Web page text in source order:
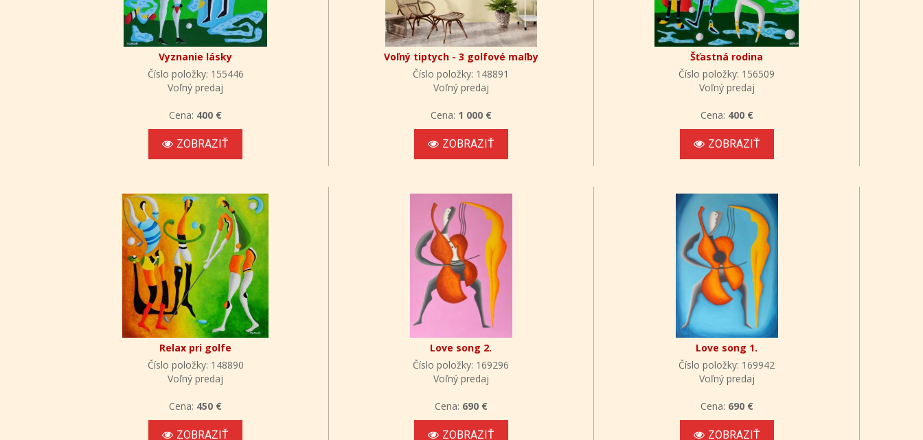
Vyznanie lásky
Číslo položky: 155446
Voľný predaj
Cena: 400 €
ZOBRAZIŤ
Voľný tiptych - 3 golfové maľby
Číslo položky: 148891
Voľný predaj
Cena: 1 000 €
ZOBRAZIŤ
Šťastná rodina
Číslo položky: 156509
Voľný predaj
Cena: 400 €
ZOBRAZIŤ
Relax pri golfe
Číslo položky: 148890
Voľný predaj
Cena: 450 €
ZOBRAZIŤ
Love song 2.
Číslo položky: 169296
Voľný predaj
Cena: 690 €
ZOBRAZIŤ
Love song 1.
Číslo položky: 169942
Voľný predaj
Cena: 690 €
ZOBRAZIŤ